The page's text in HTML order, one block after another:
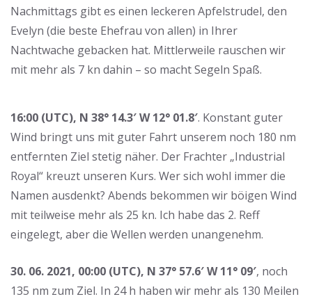
Nachmittags gibt es einen leckeren Apfelstrudel, den
Evelyn (die beste Ehefrau von allen) in Ihrer
Nachtwache gebacken hat. Mittlerweile rauschen wir
mit mehr als 7 kn dahin – so macht Segeln Spaß.
16:00 (UTC), N 38° 14.3′ W 12° 01.8′. Konstant guter
Wind bringt uns mit guter Fahrt unserem noch 180 nm
entfernten Ziel stetig näher. Der Frachter „Industrial
Royal“ kreuzt unseren Kurs. Wer sich wohl immer die
Namen ausdenkt? Abends bekommen wir böigen Wind
mit teilweise mehr als 25 kn. Ich habe das 2. Reff
eingelegt, aber die Wellen werden unangenehm.
30. 06. 2021, 00:00 (UTC), N 37° 57.6′ W 11° 09′, noch
135 nm zum Ziel. In 24 h haben wir mehr als 130 Meilen